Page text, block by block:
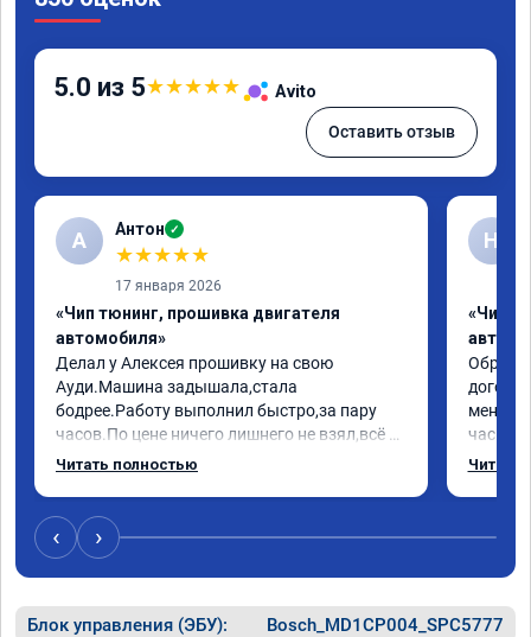
5.0 из 5★★★★★ Avito
Оставить отзыв
А Антон ✓
★★★★★
17 января 2026
«Чип тюнинг, прошивка двигателя
автомобиля»
Делал у Алексея прошивку на свою
Ауди.Машина задышала,стала
бодрее.Работу выполнил быстро,за пару
часов.По цене ничего лишнего не взял,всё
как договаривались заранее.После работы
случае поломки авто.Однозначно
рекомендую Алексея как грамотного
специалиста!
Читать полностью
Н
«Чип
меня
час
Арман
Читать
‹ ›
Блок управления (ЭБУ): Bosch_MD1CP004_SPC5777